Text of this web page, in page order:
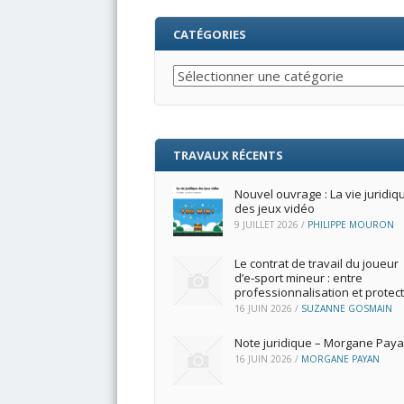
CATÉGORIES
Catégories
TRAVAUX RÉCENTS
Nouvel ouvrage : La vie
des jeux vidéo
9 JUILLET 2026 / PHILIPPE MOURON
Le contrat de travail du joueur
d’e‑sport mineur : entre
professionnalisation et
16 JUIN 2026 / SUZANNE GOSMAIN
Note juridique – Morgane
16 JUIN 2026 / MORGANE PAYAN